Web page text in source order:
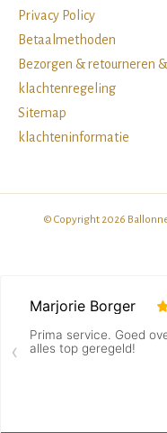
Privacy Policy
Betaalmethoden
Bezorgen & retourneren
klachtenregeling
Sitemap
klachteninformatie
© Copyright 2026